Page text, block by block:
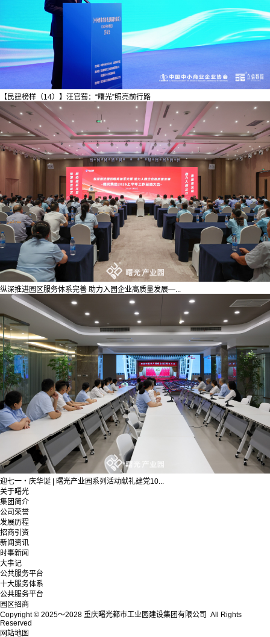
【民建榜样（14）】汪官蜀：“曙光”照亮前行路
纵深推进园区服务体系完善 助力入园企业高质量发展—...
迎七一・庆华诞 | 曙光产业园系列活动献礼建党10...
关于曙光
集团简介
公司荣誉
发展历程
招商引资
新闻资讯
时事新闻
大事记
公共服务平台
十大服务体系
公共服务平台
园区招商
Copyright © 2025～2028 重庆曙光都市工业园建设集团有限公司 All Rights
Reserved
网站地图